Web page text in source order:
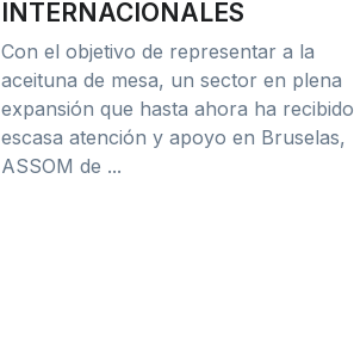
INTERNACIONALES
Con el objetivo de representar a la
aceituna de mesa, un sector en plena
expansión que hasta ahora ha recibido
escasa atención y apoyo en Bruselas,
ASSOM de ...